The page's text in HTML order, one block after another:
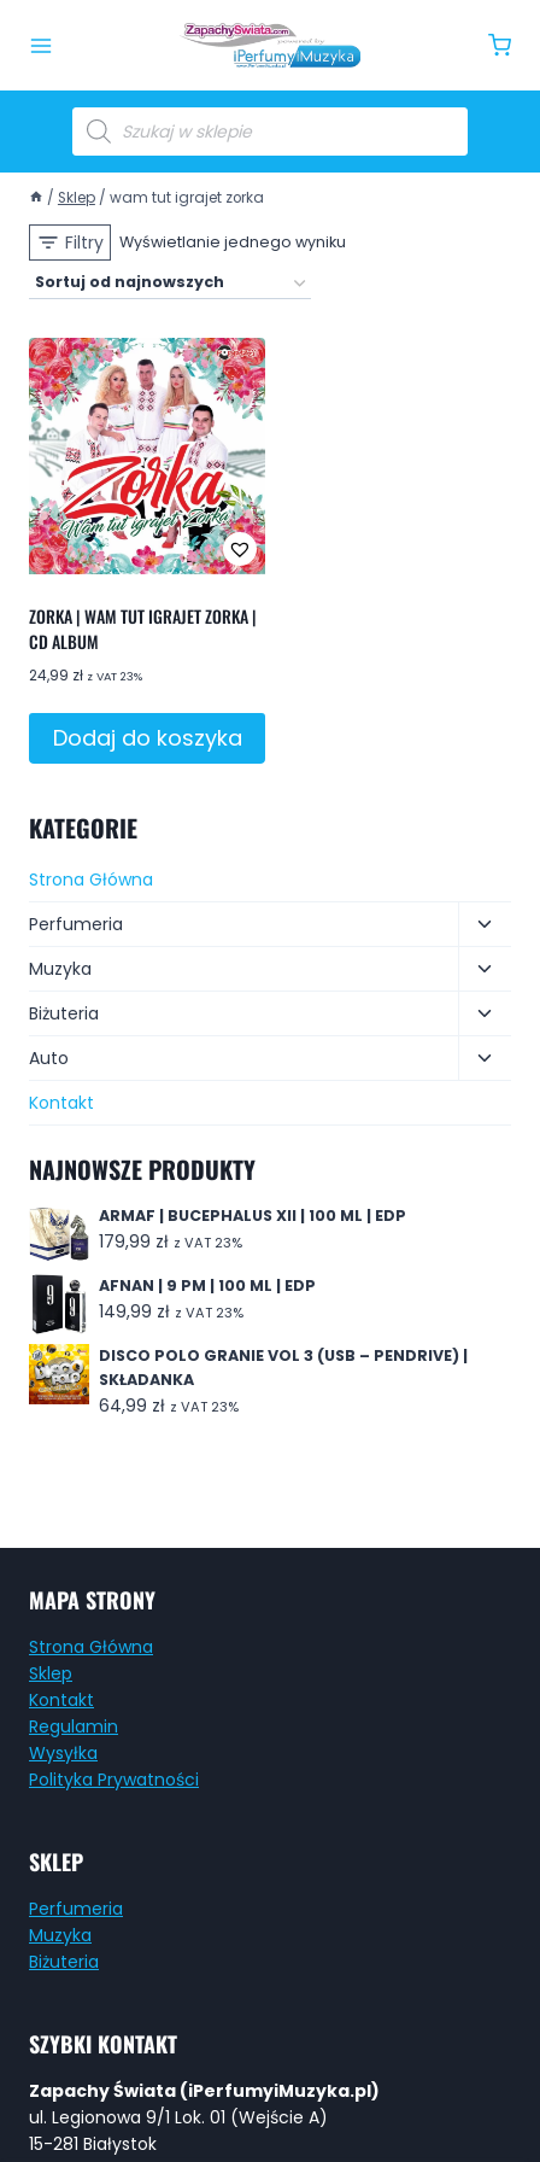
/ Sklep / wam tut igrajet zorka
Filtry Wyświetlanie jednego wyniku
ZORKA | WAM TUT IGRAJET ZORKA |
CD ALBUM
24,99 zł z VAT 23%
Dodaj do koszyka
KATEGORIE
Strona Główna
Perfumeria
Muzyka
Biżuteria
Auto
Kontakt
NAJNOWSZE PRODUKTY
ARMAF | BUCEPHALUS XII | 100 ML | EDP
179,99 zł z VAT 23%
AFNAN | 9 PM | 100 ML | EDP
149,99 zł z VAT 23%
DISCO POLO GRANIE VOL 3 (USB – PENDRIVE) |
SKŁADANKA
64,99 zł z VAT 23%
MAPA STRONY
Strona Główna
Sklep
Kontakt
Regulamin
Wysyłka
Polityka Prywatności
SKLEP
Perfumeria
Muzyka
Biżuteria
SZYBKI KONTAKT
Zapachy Świata (iPerfumyiMuzyka.pl)
ul. Legionowa 9/1 Lok. 01 (Wejście A)
15-281 Białystok